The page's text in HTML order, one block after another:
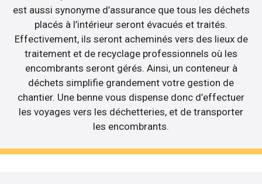
est aussi synonyme d’assurance que tous les déchets
placés à l’intérieur seront évacués et traités.
Effectivement, ils seront acheminés vers des lieux de
traitement et de recyclage professionnels où les
encombrants seront gérés. Ainsi, un conteneur à
déchets simplifie grandement votre gestion de
chantier. Une benne vous dispense donc d’effectuer
les voyages vers les déchetteries, et de transporter
les encombrants.